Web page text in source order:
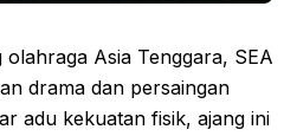
olahraga Asia Tenggara, SEA
drama dan persaingan
adu kekuatan fisik, ajang ini